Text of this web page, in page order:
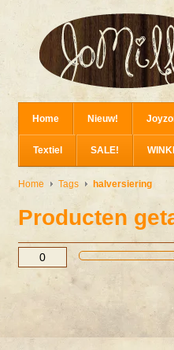
Home Nieuw!
Textiel SALE!
Home Tags halversiering
Producten